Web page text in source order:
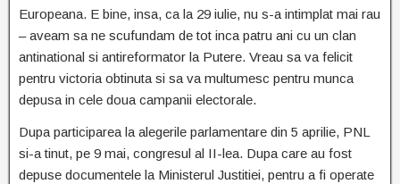
Europeana. E bine, insa, ca la 29 iulie, nu s-a intimplat mai rau
– aveam sa ne scufundam de tot inca patru ani cu un clan
antinational si antireformator la Putere. Vreau sa va felicit
pentru victoria obtinuta si sa va multumesc pentru munca
depusa in cele doua campanii electorale.
Dupa participarea la alegerile parlamentare din 5 aprilie, PNL
si-a tinut, pe 9 mai, congresul al II-lea. Dupa care au fost
depuse documentele la Ministerul Justitiei, pentru a fi operate